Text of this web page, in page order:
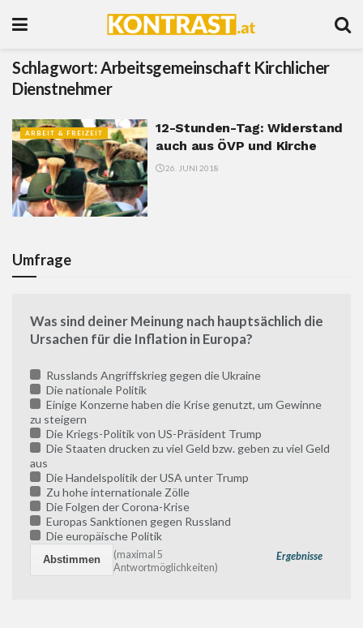
Schlagwort:Arbeitsgemeinschaft Kirchlicher
Dienstnehmer
ARBEIT & FREIZEIT
12-Stunden-Tag: Widerstand
auch aus ÖVP und Kirche
26. JUNI 2018
Umfrage
Was sind deiner Meinung nach hauptsächlich die
Ursachen für die Inflation in Europa?
Russlands Angriffskrieg gegen die Ukraine
Die nationale Politik
Einige Konzerne haben die Krise genutzt, um Gewinne
zu steigern
Die Kriegs-Politik von US-Präsident Trump
Die Staaten drucken zu viel Geld bzw. geben zu viel Geld
aus
Die Handelspolitik der USA unter Trump
Zu hohe internationale Zölle
Die Folgen der Corona-Krise
Europas Sanktionen gegen Russland
Die europäische Politik
Ergebnisse
(maximal 5
Antwortmöglichkeiten)